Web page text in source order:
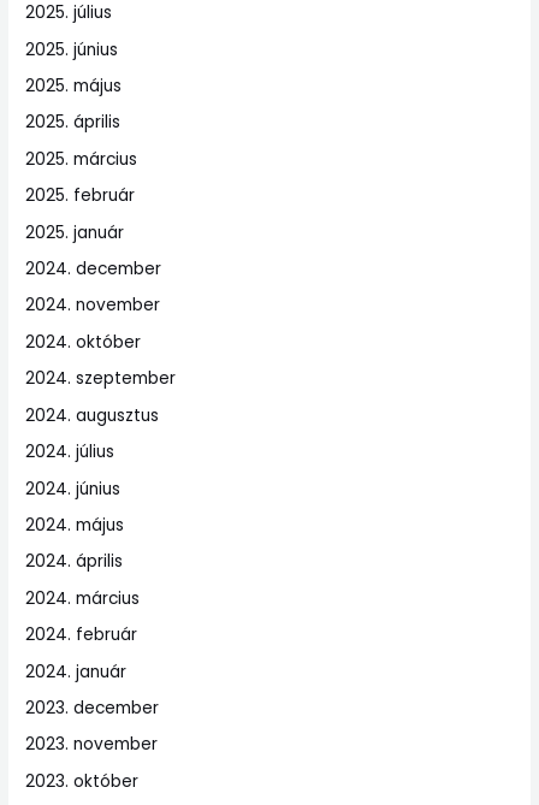
2025. július
2025. június
2025. május
2025. április
2025. március
2025. február
2025. január
2024. december
2024. november
2024. október
2024. szeptember
2024. augusztus
2024. július
2024. június
2024. május
2024. április
2024. március
2024. február
2024. január
2023. december
2023. november
2023. október